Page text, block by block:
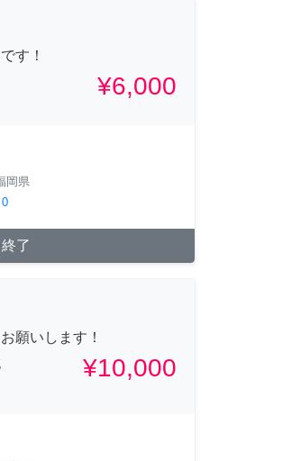
す！
¥6,000
岡県
0
終了
願いします！
¥10,000